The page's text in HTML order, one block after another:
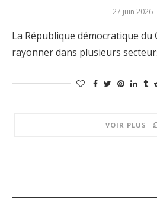
27 juin 2026
​La République démocratique du
rayonner dans plusieurs
VOIR PLUS